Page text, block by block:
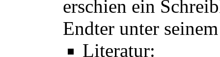
erschien ein
Endter unter
Literatur: